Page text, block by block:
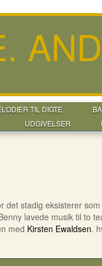
TIL DIGTE
UDGIVELSER
det stadig eksisterer
lavede musik til to
med Kirsten Ewaldsen.